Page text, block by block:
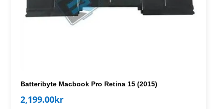
Batteribyte Macbook Pro Retina 15 (2015)
2,199.00kr